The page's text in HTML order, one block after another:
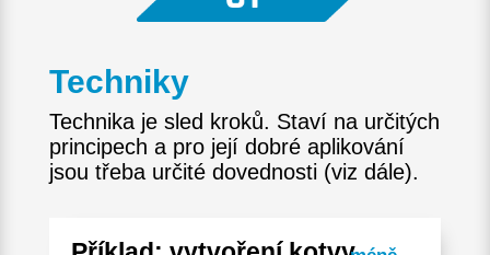
Techniky
Technika je sled kroků. Staví na určitých
principech a pro její dobré aplikování
jsou třeba určité dovednosti (viz dále).